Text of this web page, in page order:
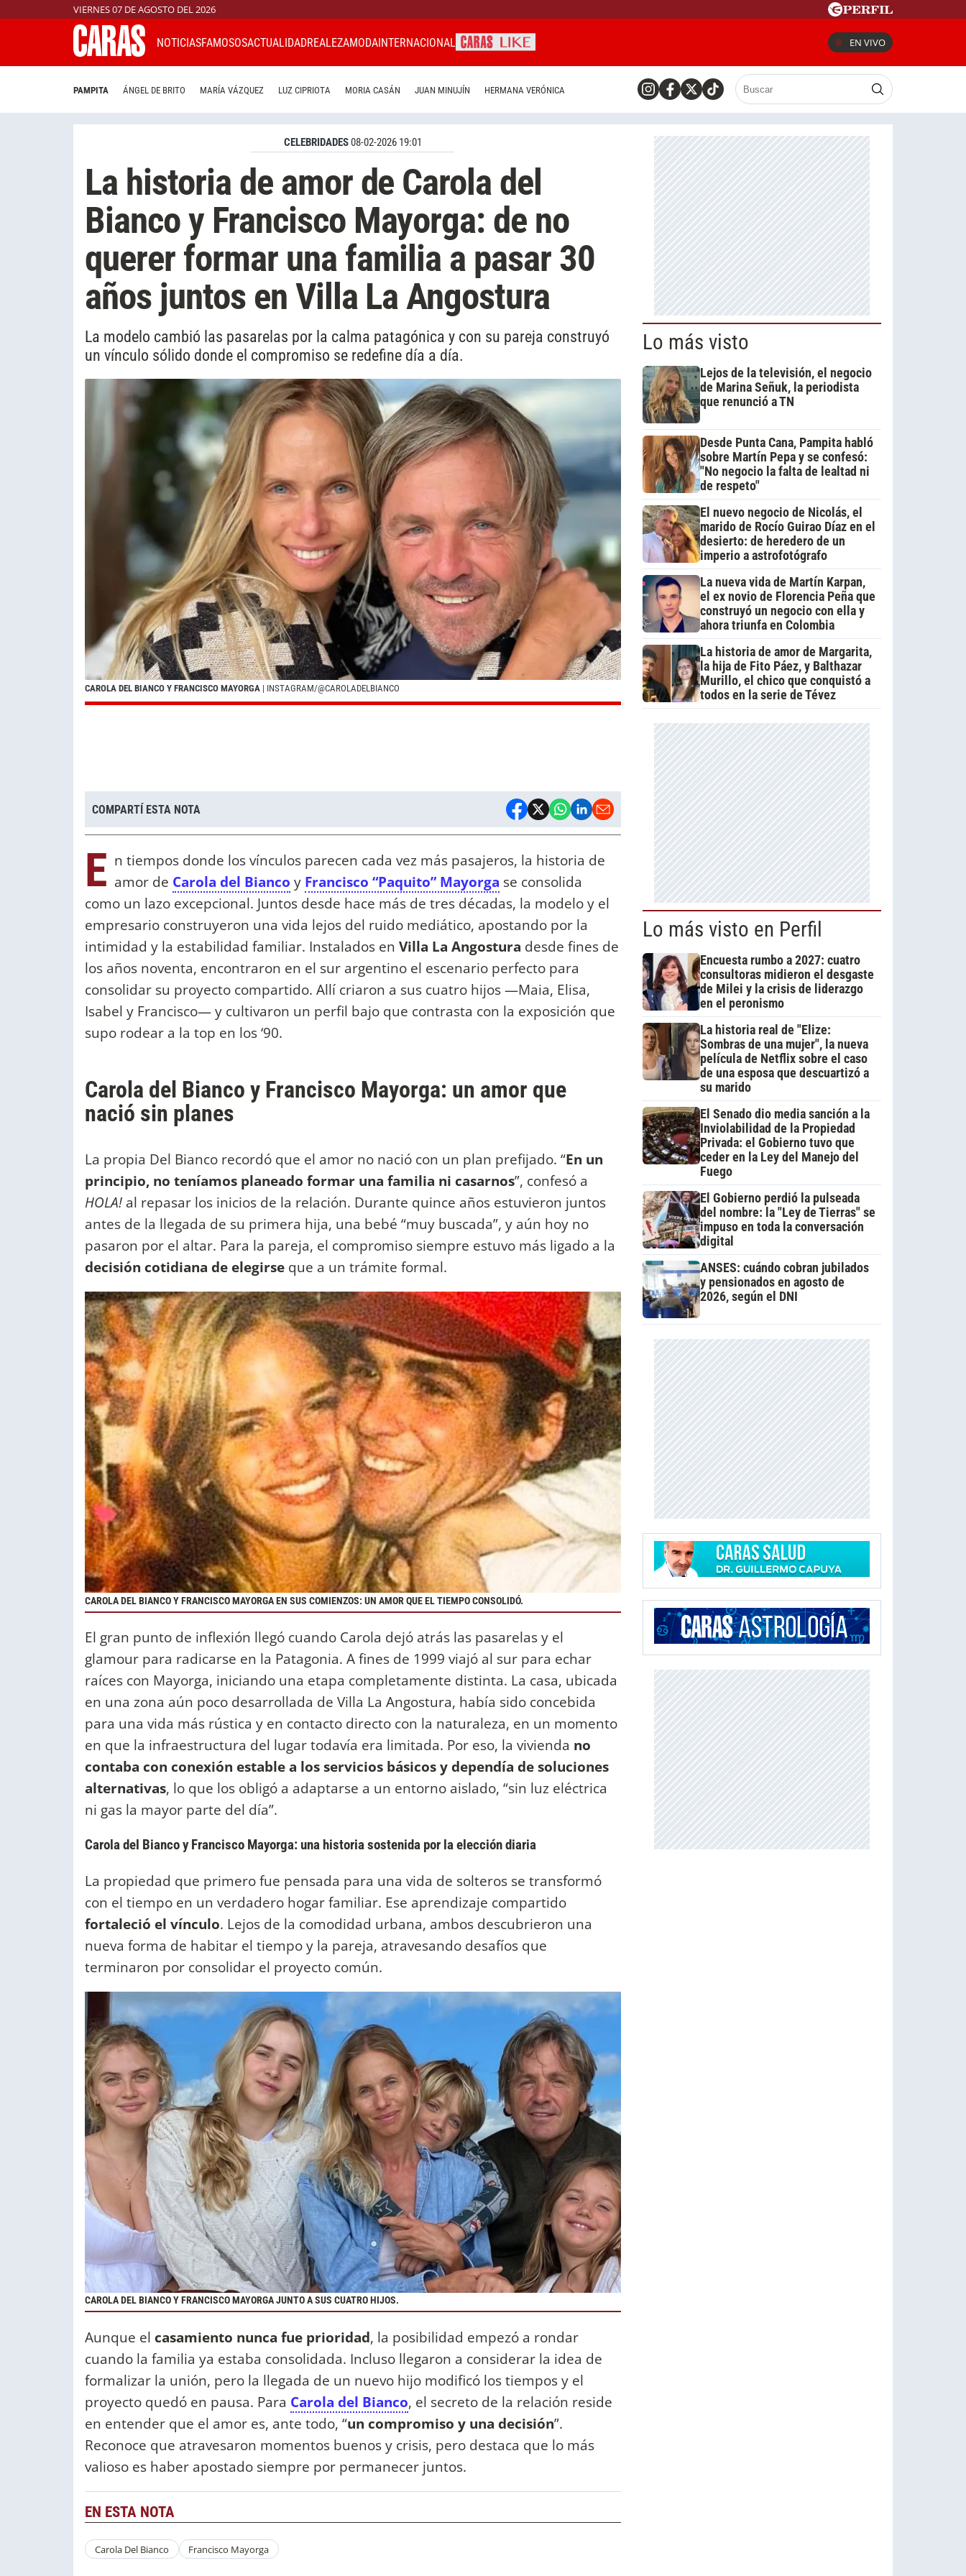
VIERNES 07 DE AGOSTO DEL 2026
NOTICIASFAMOSOSACTUALIDADREALEZAMODAINTERNACIONAL EN VIVO
PAMPITA ÁNGEL DE BRITO MARÍA VÁZQUEZ LUZ CIPRIOTA MORIA CASÁN JUAN MINUJÍN HERMANA VERÓNICA
CELEBRIDADES08-02-2026 19:01
La historia de amor de Carola del
Bianco y Francisco Mayorga: de no
querer formar una familia a pasar 30
años juntos en Villa La Angostura
La modelo cambió las pasarelas por la calma patagónica y con su pareja construyó
un vínculo sólido donde el compromiso se redefine día a día.
CAROLA DEL BIANCO Y FRANCISCO MAYORGA | INSTAGRAM/@CAROLADELBIANCO
COMPARTÍ ESTA NOTA
E n tiempos donde los vínculos parecen cada vez más pasajeros, la historia de
amor de Carola del Bianco y Francisco “Paquito” Mayorga se consolida
como un lazo excepcional. Juntos desde hace más de tres décadas, la modelo y el
empresario construyeron una vida lejos del ruido mediático, apostando por la
intimidad y la estabilidad familiar. Instalados en Villa La Angostura desde fines de
los años noventa, encontraron en el sur argentino el escenario perfecto para
consolidar su proyecto compartido. Allí criaron a sus cuatro hijos —Maia, Elisa,
Isabel y Francisco— y cultivaron un perfil bajo que contrasta con la exposición que
supo rodear a la top en los ‘90.
Carola del Bianco y Francisco Mayorga: un amor que
nació sin planes
La propia Del Bianco recordó que el amor no nació con un plan prefijado. “En un
principio, no teníamos planeado formar una familia ni casarnos”, confesó a
HOLA! al repasar los inicios de la relación. Durante quince años estuvieron juntos
antes de la llegada de su primera hija, una bebé “muy buscada”, y aún hoy no
pasaron por el altar. Para la pareja, el compromiso siempre estuvo más ligado a la
decisión cotidiana de elegirse que a un trámite formal.
CAROLA DEL BIANCO Y FRANCISCO MAYORGA EN SUS COMIENZOS: UN AMOR QUE EL TIEMPO CONSOLIDÓ.
El gran punto de inflexión llegó cuando Carola dejó atrás las pasarelas y el
glamour para radicarse en la Patagonia. A fines de 1999 viajó al sur para echar
raíces con Mayorga, iniciando una etapa completamente distinta. La casa, ubicada
en una zona aún poco desarrollada de Villa La Angostura, había sido concebida
para una vida más rústica y en contacto directo con la naturaleza, en un momento
en que la infraestructura del lugar todavía era limitada. Por eso, la vivienda no
contaba con conexión estable a los servicios básicos y dependía de soluciones
alternativas, lo que los obligó a adaptarse a un entorno aislado, “sin luz eléctrica
ni gas la mayor parte del día”.
Carola del Bianco y Francisco Mayorga: una historia sostenida por la elección diaria
La propiedad que primero fue pensada para una vida de solteros se transformó
con el tiempo en un verdadero hogar familiar. Ese aprendizaje compartido
fortaleció el vínculo. Lejos de la comodidad urbana, ambos descubrieron una
nueva forma de habitar el tiempo y la pareja, atravesando desafíos que
terminaron por consolidar el proyecto común.
CAROLA DEL BIANCO Y FRANCISCO MAYORGA JUNTO A SUS CUATRO HIJOS.
Aunque el casamiento nunca fue prioridad, la posibilidad empezó a rondar
cuando la familia ya estaba consolidada. Incluso llegaron a considerar la idea de
formalizar la unión, pero la llegada de un nuevo hijo modificó los tiempos y el
proyecto quedó en pausa. Para Carola del Bianco, el secreto de la relación reside
en entender que el amor es, ante todo, “un compromiso y una decisión”.
Reconoce que atravesaron momentos buenos y crisis, pero destaca que lo más
valioso es haber apostado siempre por permanecer juntos.
EN ESTA NOTA
Carola Del Bianco Francisco Mayorga
Lo más visto
Lejos de la televisión, el negocio
de Marina Señuk, la periodista
que renunció a TN
Desde Punta Cana, Pampita habló
sobre Martín Pepa y se confesó:
"No negocio la falta de lealtad ni
de respeto"
El nuevo negocio de Nicolás, el
marido de Rocío Guirao Díaz en el
desierto: de heredero de un
imperio a astrofotógrafo
La nueva vida de Martín Karpan,
el ex novio de Florencia Peña que
construyó un negocio con ella y
ahora triunfa en Colombia
La historia de amor de Margarita,
la hija de Fito Páez, y Balthazar
Murillo, el chico que conquistó a
todos en la serie de Tévez
Lo más visto en Perfil
Encuesta rumbo a 2027: cuatro
consultoras midieron el desgaste
de Milei y la crisis de liderazgo
en el peronismo
La historia real de "Elize:
Sombras de una mujer", la nueva
película de Netflix sobre el caso
de una esposa que descuartizó a
su marido
El Senado dio media sanción a la
Inviolabilidad de la Propiedad
Privada: el Gobierno tuvo que
ceder en la Ley del Manejo del
Fuego
El Gobierno perdió la pulseada
del nombre: la "Ley de Tierras" se
impuso en toda la conversación
digital
ANSES: cuándo cobran jubilados
y pensionados en agosto de
2026, según el DNI